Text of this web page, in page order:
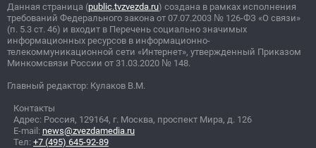
Данная страница (public.tvzvezda.ru) создана в рамках исполнения
требований Федерального закона от 07.07.2003 № 126-ФЗ «О связи»
(п. 5.3 ст. 46) и входит в Перечень социально значимых
информационных ресурсов в информационно-
телекоммуникационной сети «Интернет», утвержденный Приказом
Минкомсвязи России от 31.03.2020 № 148.
Главный редактор: Кулаков В.М.
Контакты
Адрес: Россия, 129164, г. Москва, проспект Мира, д. 126
E-mail: news@zvezdamedia.ru
Тел: +7 (495) 645-92-89